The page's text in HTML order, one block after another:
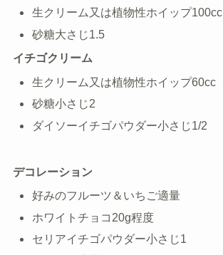
生クリーム又は植物性ホイップ100cc
砂糖大さじ1.5
イチゴクリーム
生クリーム又は植物性ホイップ60cc
砂糖小さじ2
ダイソーイチゴパウダー小さじ1/2
デコレーション
好みのフルーツ＆いちご適量
ホワイトチョコ20g程度
セリアイチゴパウダー小さじ1